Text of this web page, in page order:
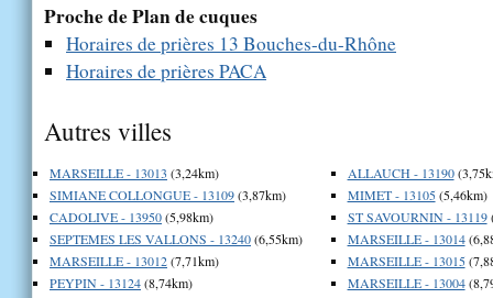
Proche de Plan de cuques
Horaires de prières 13 Bouches-du-Rhône
Horaires de prières PACA
Autres villes
MARSEILLE - 13013 (3,24km)
SIMIANE COLLONGUE - 13109(3,87km)
CADOLIVE - 13950(5,98km)
SEPTEMES LES VALLONS - 13240(6,55km)
MARSEILLE - 13012(7,71km)
PEYPIN - 13124(8,74km)
ALLAUCH - 13190
MIMET - 13105(5,46km)
ST SAVOURNIN - 13119
MARSEILLE - 13014
MARSEILLE - 13015
MARSEILLE - 13004